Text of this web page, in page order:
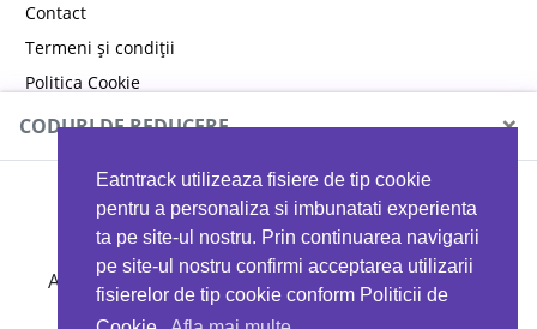
Eatntrack utilizeaza fisiere de tip cookie
pentru a personaliza si imbunatati experienta
ta pe site-ul nostru. Prin continuarea navigarii
pe site-ul nostru confirmi acceptarea utilizarii
fisierelor de tip cookie conform Politicii de
Contact
Termeni și condiții
Politica Cookie
Politica de confidențialitate
CODURI DE REDUCERE ×
MYPROTEIN
Ai 40%reducere la orice comandă folosind codul
EATTRACK